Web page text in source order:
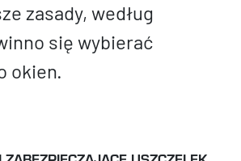
zasady, według
się wybierać
okien.